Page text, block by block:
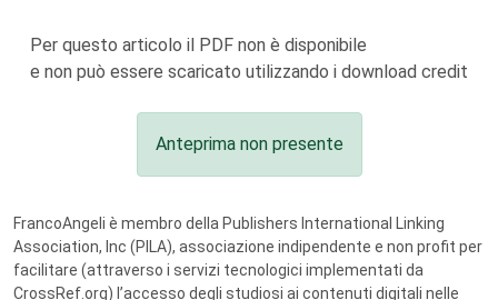
Per questo articolo il PDF non è disponibile
e non può essere scaricato utilizzando i download credit
Anteprima non presente
FrancoAngeli è membro della Publishers International Linking
Association, Inc (PILA), associazione indipendente e non profit per
facilitare (attraverso i servizi tecnologici implementati da
CrossRef.org) l’accesso degli studiosi ai contenuti digitali nelle